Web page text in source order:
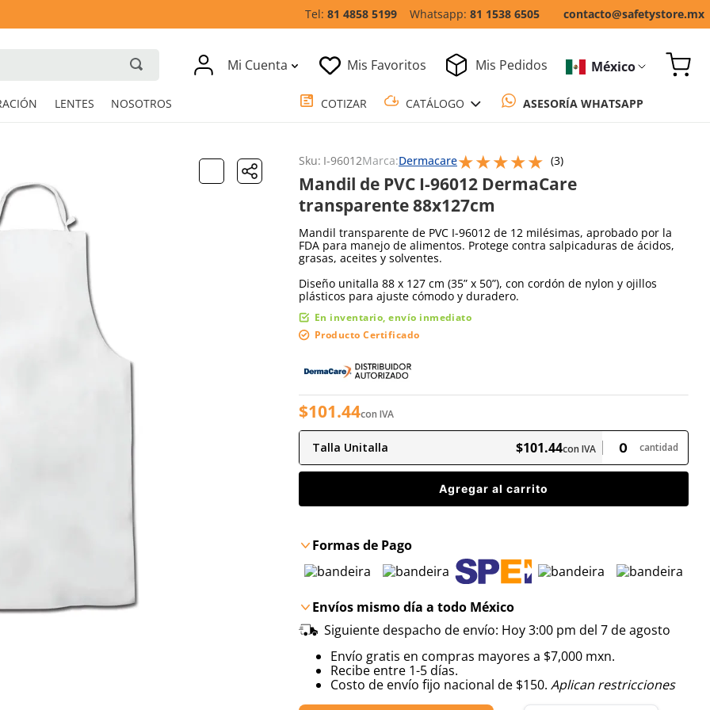
81 4858 5199 81 1538 6505 contacto@safetystore.mx
Mi Cuenta Mis Favoritos Mis Pedidos México
Sku: I-96012Marca:Dermacare★★★★★ (3)
Escribe un comentario
Mandil de PVC I-96012 DermaCare
transparente 88x127cm
Mandil transparente de PVC I-96012 de 12 milésimas, aprobado por la
FDA para manejo de alimentos. Protege contra salpicaduras de ácidos,
grasas, aceites y solventes.
Diseño unitalla 88 x 127 cm (35” x 50”), con cordón de nylon y ojillos
plásticos para ajuste cómodo y duradero.
En inventario, envío inmediato
Producto Certificado
$101.44con IVA
Talla Unitalla $101.44con IVA cantidad
Agregar al carrito
Formas de Pago
Envíos mismo día a todo México
Siguiente despacho de envío: Hoy 3:00 pm del 7 de agosto
Envío gratis en compras mayores a $7,000 mxn.
Recibe entre 1-5 días.
Costo de envío fijo nacional de $150. Aplican restricciones